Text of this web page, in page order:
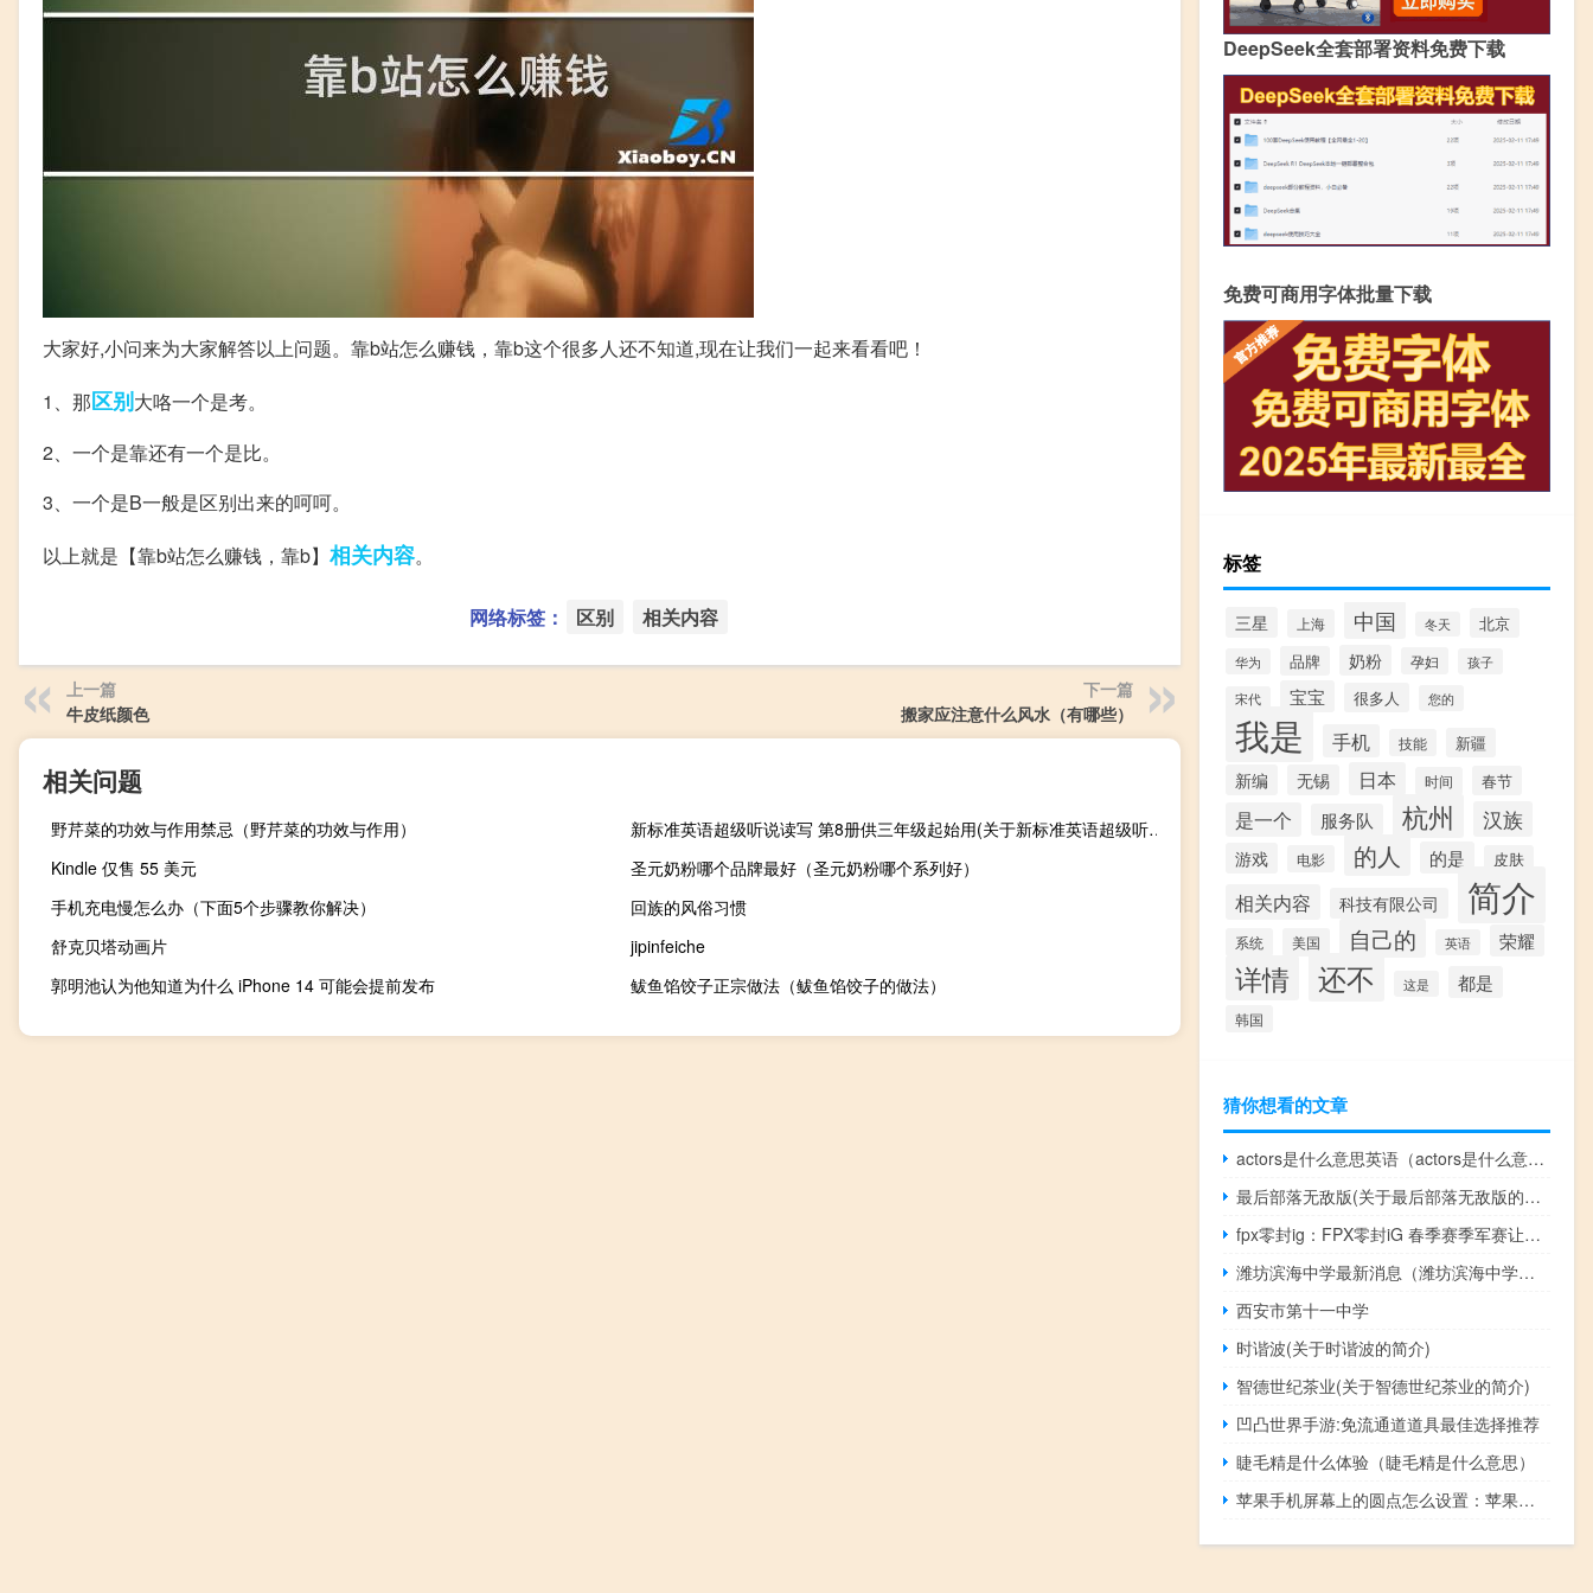
大家好,小问来为大家解答以上问题。靠b站怎么赚钱，靠b这个很多人还不知道,现在让我们一起来看看吧！
1、那区别大咯一个是考。
2、一个是靠还有一个是比。
3、一个是B一般是区别出来的呵呵。
以上就是【靠b站怎么赚钱，靠b】 相关内容。
网络标签： 区别 相关内容
上一篇
牛皮纸颜色
下一篇
搬家应注意什么风水（有哪些）
相关问题
野芹菜的功效与作用禁忌（野芹菜的功效与作用）
新标准英语超级听说读写 第8册供三年级起始用(关于新标准英语超级听说读写 第8册供三年级起始用的简介)
Kindle 仅售 55 美元
圣元奶粉哪个品牌最好（圣元奶粉哪个系列好）
手机充电慢怎么办（下面5个步骤教你解决）
回族的风俗习惯
舒克贝塔动画片
jipinfeiche
郭明池认为他知道为什么 iPhone 14 可能会提前发布
鲅鱼馅饺子正宗做法（鲅鱼馅饺子的做法）
DeepSeek全套部署资料免费下载
免费可商用字体批量下载
标签
三星 上海 中国 冬天 北京
华为 品牌 奶粉 孕妇 孩子
宋代 宝宝 很多人 您的
我是 手机 技能 新疆
新编 无锡 日本 时间 春节
是一个 服务队 杭州 汉族
游戏 电影 的人 的是 皮肤
相关内容 科技有限公司 简介
系统 美国 自己的 英语 荣耀
详情 还不 这是 都是
韩国
猜你想看的文章
actors是什么意思英语（actors是什么意思）
最后部落无敌版(关于最后部落无敌版的简介)
fpx零封ig：FPX零封iG 春季赛季军赛让人意想不到
潍坊滨海中学最新消息（潍坊滨海中学怎么样）
西安市第十一中学
时谐波(关于时谐波的简介)
智德世纪茶业(关于智德世纪茶业的简介)
凹凸世界手游:免流通道道具最佳选择推荐
睫毛精是什么体验（睫毛精是什么意思）
苹果手机屏幕上的圆点怎么设置：苹果手机屏幕上的圆点设置教程